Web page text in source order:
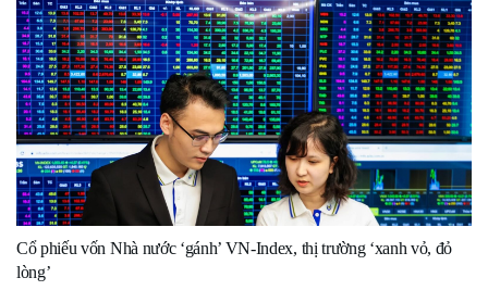
Cổ phiếu vốn Nhà nước ‘gánh’ VN-Index, thị trường ‘xanh vỏ, đỏ
lòng’